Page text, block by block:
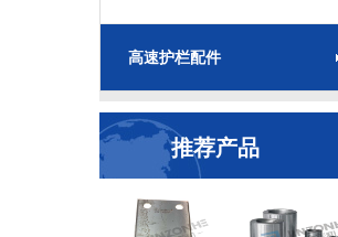
高速护栏配件
推荐产品